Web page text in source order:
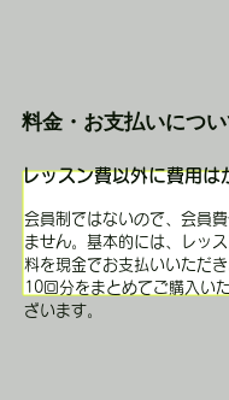
料金・お支払いにつ
会員制ではないので、会員
ません。基本的には、レッ
料を現金でお支払いいただき
​10回分をまとめてご購入い
ざいます。
レッスン費以外に費用は